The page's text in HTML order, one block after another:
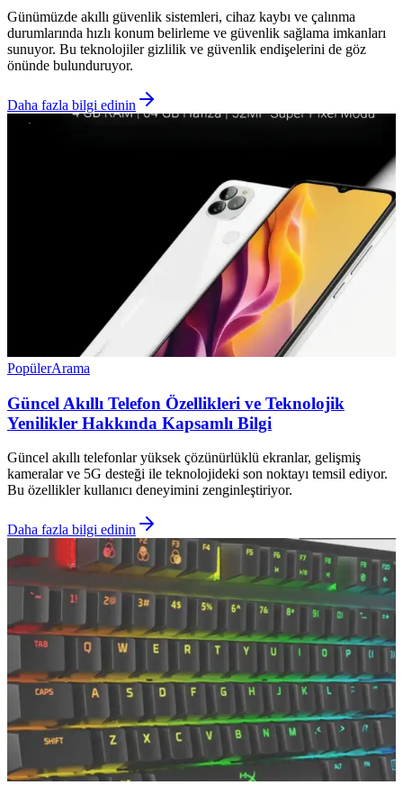
Günümüzde akıllı güvenlik sistemleri, cihaz kaybı ve çalınma
durumlarında hızlı konum belirleme ve güvenlik sağlama imkanları
sunuyor. Bu teknolojiler gizlilik ve güvenlik endişelerini de göz
önünde bulunduruyor.
Daha fazla bilgi edinin
PopülerArama
Güncel Akıllı Telefon Özellikleri ve Teknolojik
Yenilikler Hakkında Kapsamlı Bilgi
Güncel akıllı telefonlar yüksek çözünürlüklü ekranlar, gelişmiş
kameralar ve 5G desteği ile teknolojideki son noktayı temsil ediyor.
Bu özellikler kullanıcı deneyimini zenginleştiriyor.
Daha fazla bilgi edinin